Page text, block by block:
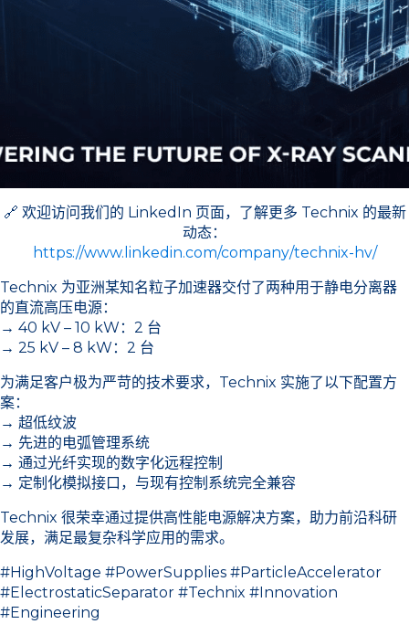
🔗 欢迎访问我们的 LinkedIn 页面，了解更多 Technix 的最新
动态：
https://www.linkedin.com/company/technix-hv/
Technix 为亚洲某知名粒子加速器交付了两种用于静电分离器
的直流高压电源：
→ 40 kV – 10 kW：2 台
→ 25 kV – 8 kW：2 台
为满足客户极为严苛的技术要求，Technix 实施了以下配置方
案：
→ 超低纹波
→ 先进的电弧管理系统
→ 通过光纤实现的数字化远程控制
→ 定制化模拟接口，与现有控制系统完全兼容
Technix 很荣幸通过提供高性能电源解决方案，助力前沿科研
发展，满足最复杂科学应用的需求。
#HighVoltage #PowerSupplies #ParticleAccelerator
#ElectrostaticSeparator #Technix #Innovation
#Engineering